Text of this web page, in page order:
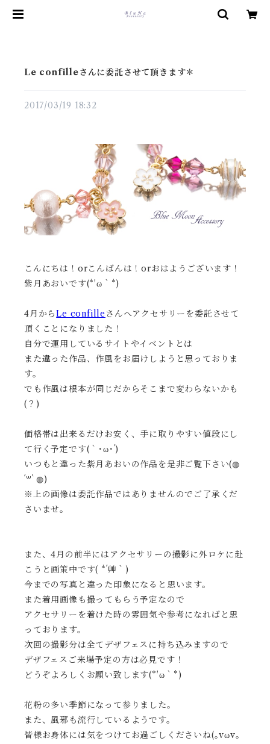
Le confilleさんに委託させて頂きます＊
2017/03/19 18:32
こんにちは！orこんばんは！orおはようございます！
紫月あおいです(*′ω｀*)
4月からLe confille さんへアクセサリーを委託させて
頂くことになりました！
自分で運用しているサイトやイベントとは
また違った作品、作風をお届けしようと思っておりま
す。
でも作風は根本が同じだからそこまで変わらないかも
(？)
価格帯は出来るだけお安く、手に取りやすい値段にし
て行く予定です(｀･ω･´)
いつもと違った紫月あおいの作品を是非ご覧下さい(◍
´꒳` ◍)
※上の画像は委託作品ではありませんのでご了承くだ
さいませ。
また、4月の前半にはアクセサリーの撮影に外ロケに赴
こうと画策中です( *´艸｀)
今までの写真と違った印象になると思います。
また着用画像も撮ってもらう予定なので
アクセサリーを着けた時の雰囲気や参考になればと思
っております。
次回の撮影分は全てデザフェスに持ち込みますので
デザフェスご来場予定の方は必見です！
どうぞよろしくお願い致します(*′ω｀*)
花粉の多い季節になって参りました。
また、風邪も流行しているようです。
皆様お身体には気をつけてお過ごしくださいね(｡vωv｡